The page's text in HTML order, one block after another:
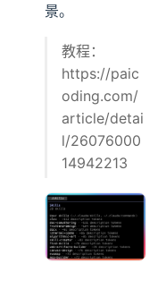
景。
教程：
https://paic
oding.com/
article/detai
l/26076000
14942213